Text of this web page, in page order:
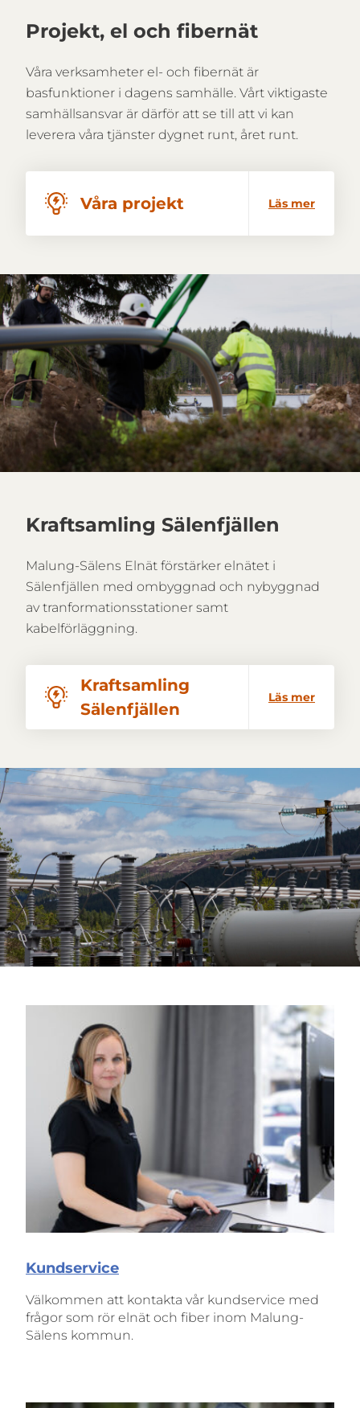
Projekt, el och fibernät
Våra verksamheter el- och fibernät är
basfunktioner i dagens samhälle. Vårt viktigaste
samhällsansvar är därför att se till att vi kan
leverera våra tjänster dygnet runt, året runt.
Våra projekt Läs mer
Kraftsamling Sälenfjällen
Malung-Sälens Elnät förstärker elnätet i
Sälenfjällen med ombyggnad och nybyggnad
av tranformationsstationer samt
kabelförläggning.
Kraftsamling
Sälenfjällen
Läs mer
Kundservice
Välkommen att kontakta vår kundservice med
frågor som rör elnät och fiber inom Malung-
Sälens kommun.